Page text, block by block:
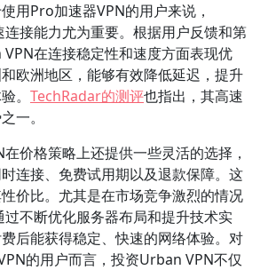
用Pro加速器VPN的用户来说，
接能力尤为重要。根据用户反馈和第
在连接稳定性和速度方面表现优
欧洲地区，能够有效降低延迟，提升
。 TechRadar的测评也指出，其高速
一。
价格策略上还提供一些灵活的选择，
连接、免费试用期以及退款保障。这
价比。尤其是在市场竞争激烈的情况
不断优化服务器布局和提升技术实
后能获得稳定、快速的网络体验。对
的用户而言，投资Urban VPN不仅